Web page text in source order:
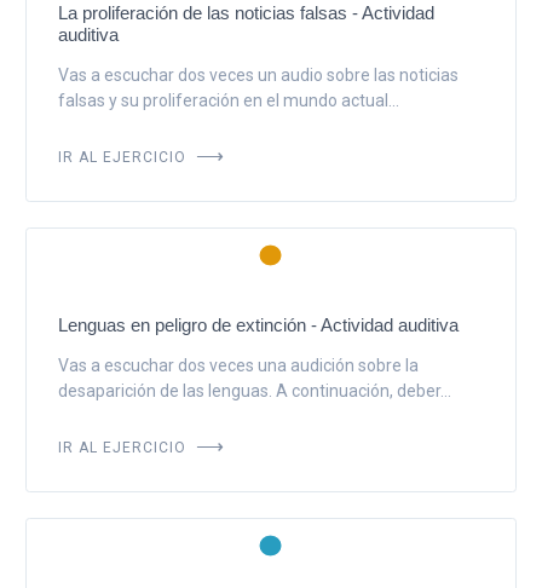
La proliferación de las noticias falsas - Actividad
auditiva
Vas a escuchar dos veces un audio sobre las noticias
falsas y su proliferación en el mundo actual...
IR AL EJERCICIO
Lenguas en peligro de extinción - Actividad auditiva
Vas a escuchar dos veces una audición sobre la
desaparición de las lenguas. A continuación, deber...
IR AL EJERCICIO